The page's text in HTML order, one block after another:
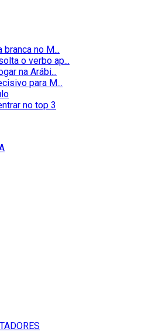
no M...
o verbo ap...
na Arábi...
para M...
no top 3